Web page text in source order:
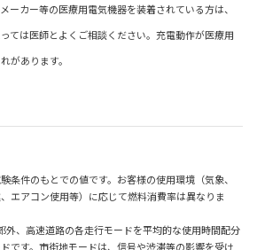
カー等の医療用電気機器を装着されている方は、
ては医師とよくご相談ください。充電動作が医療用
があります。
条件のもとでの値です。お客様の使用環境（気象、
エアコン使用等）に応じて燃料消費率は異なりま
外、高速道路の各走行モードを平均的な使用時間配分
です。市街地モードは、信号や渋滞等の影響を受け